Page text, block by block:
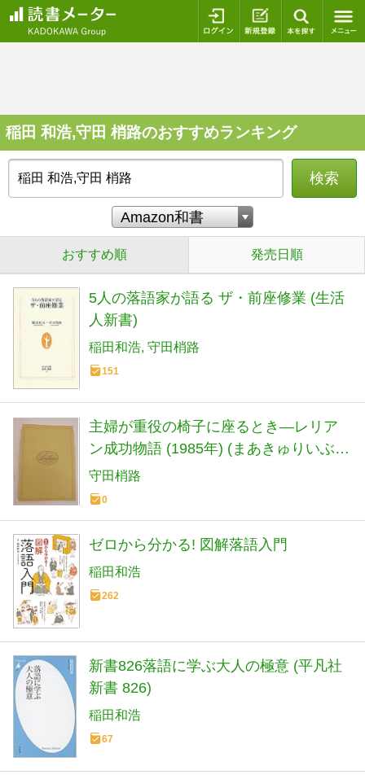
ログイン 新規登録
稲田 和浩,守田 梢路のおすすめランキング
検索
おすすめ順 発売日順
5人の落語家が語る ザ・前座修業 (生活
人新書)
稲田和浩 守田梢路
151
主婦が重役の椅子に座るとき―レリア
ン成功物語 (1985年) (まあきゅりいぶっ
くす)
守田梢路
0
ゼロから分かる! 図解落語入門
稲田和浩
262
新書826落語に学ぶ大人の極意 (平凡社
新書 826)
稲田和浩
67